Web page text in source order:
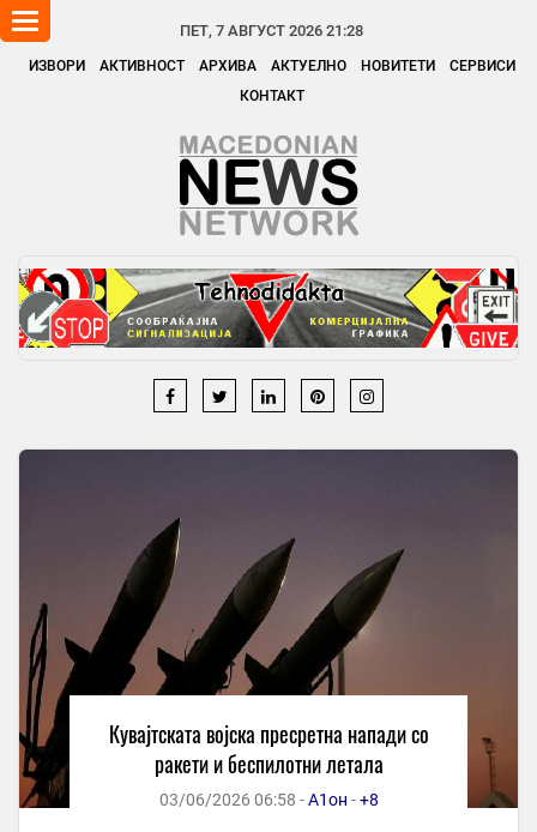
ПЕТ, 7 АВГУСТ 2026 21:28
ИЗВОРИ АКТИВНОСТ АРХИВА АКТУЕЛНО НОВИТЕТИ
СЕРВИСИ
КОНТАКТ
Toggle
navigation
Кувајтската војска пресретна напади со
ракети и беспилотни летала
03/06/2026 06:58 -А1он -+8